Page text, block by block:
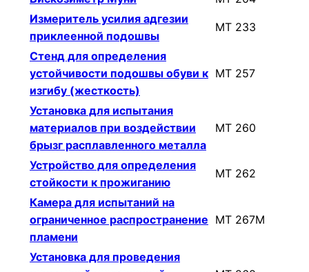
Измеритель усилия адгезии
приклеенной подошвы
МТ 233
Стенд для определения
устойчивости подошвы обуви к
изгибу (жесткость)
МТ 257
Установка для испытания
материалов при воздействии
брызг расплавленного металла
МТ 260
Устройство для определения
стойкости к прожиганию
МТ 262
Камера для испытаний на
ограниченное распространение
пламени
МТ 267М
Установка для проведения